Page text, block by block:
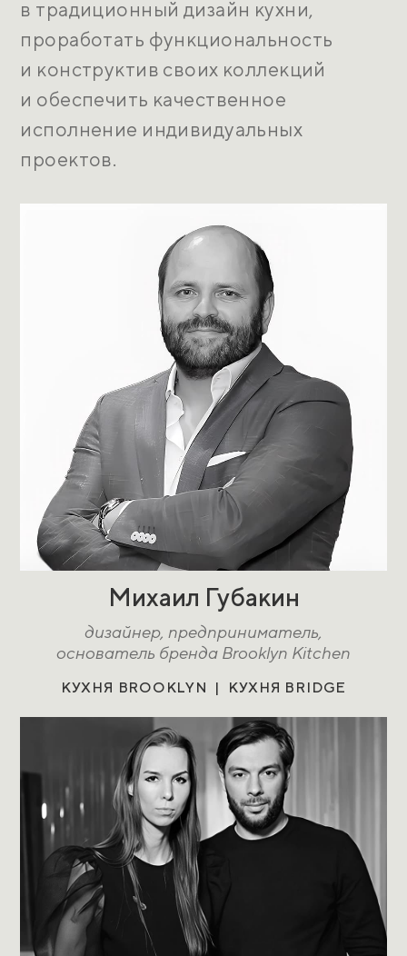
в традиционный дизайн кухни,
проработать функциональность
и конструктив своих коллекций
и обеспечить качественное
исполнение индивидуальных
проектов.
Михаил Губакин
дизайнер, предприниматель,
основатель бренда Brooklyn Kitchen
КУХНЯ BROOKLYN | КУХНЯ BRIDGE